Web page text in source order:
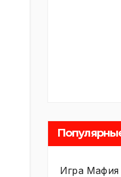
Игра Мафия